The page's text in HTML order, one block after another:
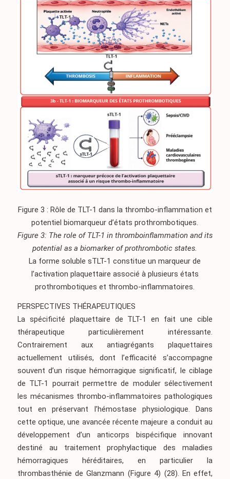
Figure 3 : Rôle de TLT-1 dans la thrombo-inflammation et
potentiel biomarqueur d’états prothrombotiques.
Figure 3: The role of TLT-1 in thromboinflammation and its
potential as a biomarker of prothrombotic states.
La forme soluble sTLT-1 constitue un marqueur de
l’activation plaquettaire associé à plusieurs états
prothrombotiques et thrombo-inflammatoires.
PERSPECTIVES THÉRAPEUTIQUES
La spécificité plaquettaire de TLT-1 en fait une cible
thérapeutique particulièrement intéressante.
Contrairement aux antiagrégants plaquettaires
actuellement utilisés, dont l’efficacité s’accompagne
souvent d’un risque hémorragique significatif, le ciblage
de TLT-1 pourrait permettre de moduler sélectivement
les mécanismes thrombo-inflammatoires pathologiques
tout en préservant l’hémostase physiologique. Dans
cette optique, une avancée récente majeure a conduit au
développement d’un anticorps bispécifique innovant
destiné au traitement prophylactique des maladies
hémorragiques héréditaires, en particulier la
thrombasthénie de Glanzmann (Figure 4) (28) . En effet,